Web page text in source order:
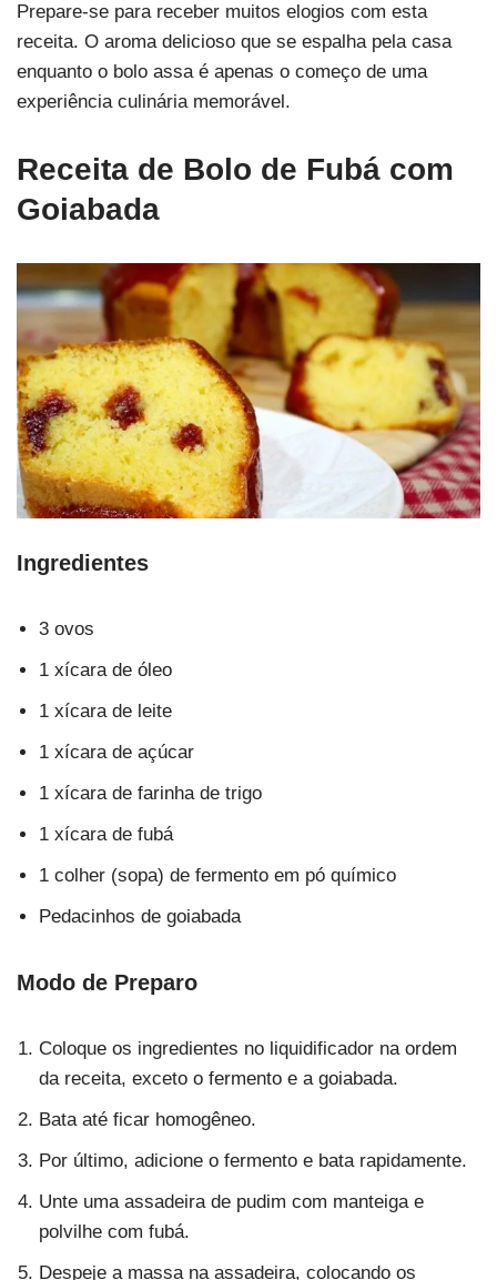
Prepare-se para receber muitos elogios com esta
receita. O aroma delicioso que se espalha pela casa
enquanto o bolo assa é apenas o começo de uma
experiência culinária memorável.
Receita de Bolo de Fubá com
Goiabada
Ingredientes
3 ovos
1 xícara de óleo
1 xícara de leite
1 xícara de açúcar
1 xícara de farinha de trigo
1 xícara de fubá
1 colher (sopa) de fermento em pó químico
Pedacinhos de goiabada
Modo de Preparo
Coloque os ingredientes no liquidificador na ordem
da receita, exceto o fermento e a goiabada.
Bata até ficar homogêneo.
Por último, adicione o fermento e bata rapidamente.
Unte uma assadeira de pudim com manteiga e
polvilhe com fubá.
Despeje a massa na assadeira, colocando os